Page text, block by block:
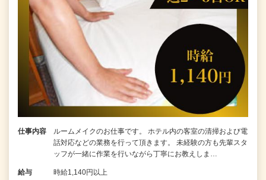
仕事内容
ルームメイクのお仕事です。 ホテル内の客室の清掃および電
話対応などの業務を行って頂きます。 未経験の方も先輩スタ
ッフが一緒に作業を行いながら丁寧にお教えしま…
給与 時給1,140円以上